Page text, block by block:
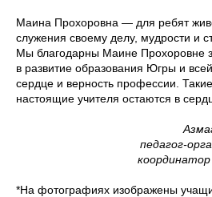
Маина Прохоровна — для ребят
служения своему делу, мудрости и
Мы благодарны Маине Прохоровне
в развитие образования Югры и
сердце и верность профессии.
настоящие учителя остаются в
педагог-
*На фотографиях изображены